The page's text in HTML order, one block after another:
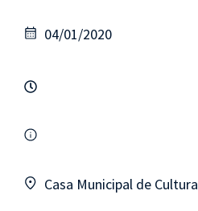
04/01/2020
Casa Municipal de Cultura